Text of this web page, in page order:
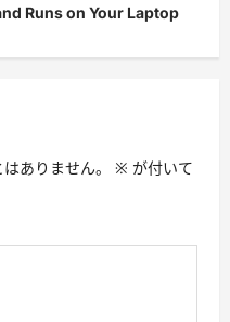
Runs on Your Laptop
ありません。 ※ が付いて